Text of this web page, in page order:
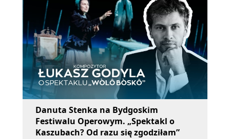
Danuta Stenka na Bydgoskim
Festiwalu Operowym. „Spektakl o
Kaszubach? Od razu się zgodziłam”